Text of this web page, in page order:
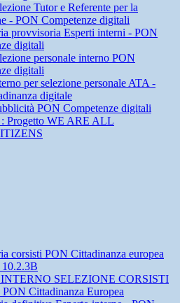
Tutor e Referente per la
- PON Competenze digitali
provvisoria Esperti interni - PON
digitali
personale interno PON
digitali
per selezione personale ATA -
digitale
PON Competenze digitali
Progetto WE ARE ALL
corsisti PON Cittadinanza europea
SELEZIONE CORSISTI
Cittadinanza Europea